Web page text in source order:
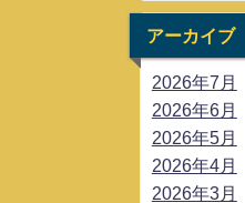
アーカイブ
2026年7月
2026年6月
2026年5月
2026年4月
2026年3月